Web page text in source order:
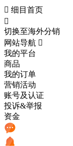
 细目首页

切换至海外分销
网站导航 
我的平台
商品
我的订单
营销活动
账号及认证
投诉&举报
资金